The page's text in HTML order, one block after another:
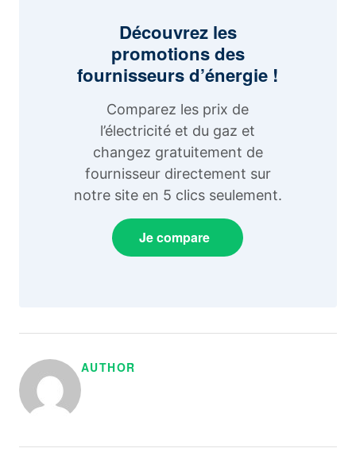
Découvrez les
promotions des
fournisseurs d’énergie !
Comparez les prix de
l’électricité et du gaz et
changez gratuitement de
fournisseur directement sur
notre site en 5 clics seulement.
Je compare
AUTHOR